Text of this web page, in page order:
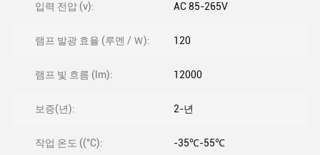
입력 전압 (v): AC 85-265V
램프 발광 효율 (루멘 / Ｗ): 120
램프 빛 흐름 (lm): 12000
보증(년): 2-년
작업 온도 ((°C): -35℃-55℃